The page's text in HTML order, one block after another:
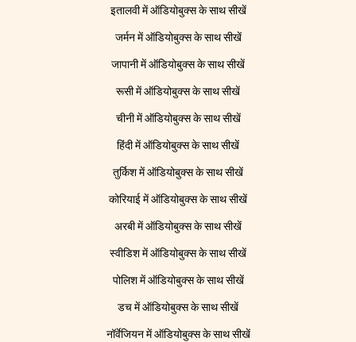
इतालवी में ऑडियोबुक्स के साथ सीखें
जर्मन में ऑडियोबुक्स के साथ सीखें
जापानी में ऑडियोबुक्स के साथ सीखें
रूसी में ऑडियोबुक्स के साथ सीखें
चीनी में ऑडियोबुक्स के साथ सीखें
हिंदी में ऑडियोबुक्स के साथ सीखें
तुर्किश में ऑडियोबुक्स के साथ सीखें
कोरियाई में ऑडियोबुक्स के साथ सीखें
अरबी में ऑडियोबुक्स के साथ सीखें
स्वीडिश में ऑडियोबुक्स के साथ सीखें
पोलिश में ऑडियोबुक्स के साथ सीखें
डच में ऑडियोबुक्स के साथ सीखें
नॉर्वेजियन में ऑडियोबुक्स के साथ सीखें